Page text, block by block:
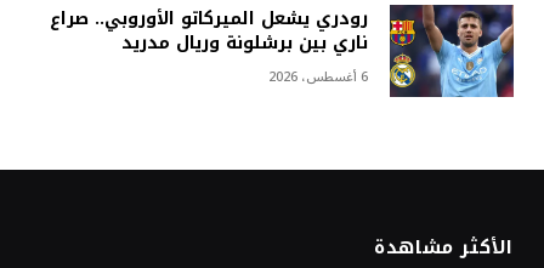
رودري يشعل الميركاتو الأوروبي.. صراع
ناري بين برشلونة وريال مدريد
6 أغسطس، 2026
الأكثر مشاهدة